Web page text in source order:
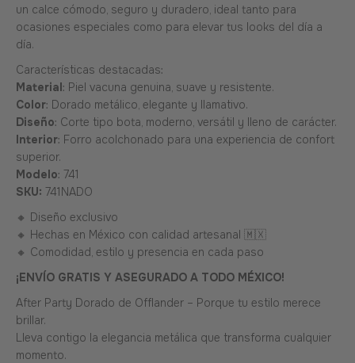
un calce cómodo, seguro y duradero, ideal tanto para
ocasiones especiales como para elevar tus looks del día a
día.
Características destacadas:
Material: Piel vacuna genuina, suave y resistente.
Color: Dorado metálico, elegante y llamativo.
Diseño: Corte tipo bota, moderno, versátil y lleno de carácter.
Interior: Forro acolchonado para una experiencia de confort
superior.
Modelo: 741
SKU: 741NADO
🔸 Diseño exclusivo
🔸 Hechas en México con calidad artesanal 🇲🇽
🔸 Comodidad, estilo y presencia en cada paso
¡ENVÍO GRATIS Y ASEGURADO A TODO MÉXICO!
After Party Dorado de Offlander – Porque tu estilo merece
brillar.
Lleva contigo la elegancia metálica que transforma cualquier
momento.